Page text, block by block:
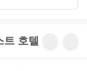
호텔